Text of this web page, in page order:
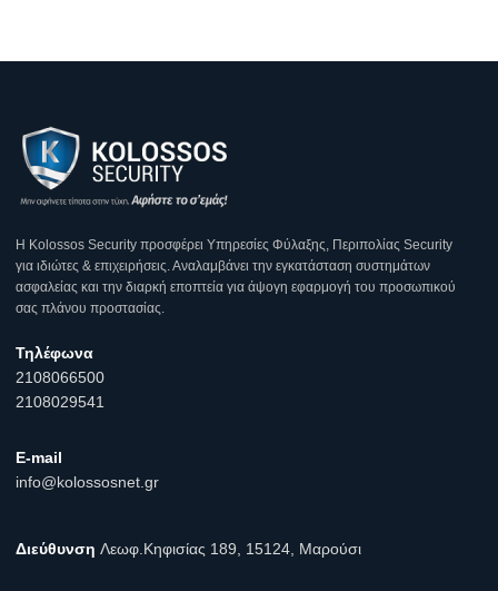
Η Κοlossos Security προσφέρει Υπηρεσίες Φύλαξης, Περιπολίας Security
για ιδιώτες & επιχειρήσεις. Αναλαμβάνει την εγκατάσταση συστημάτων
ασφαλείας και την διαρκή εποπτεία για άψογη εφαρμογή του προσωπικού
σας πλάνου προστασίας.
Τηλέφωνα
2108066500
2108029541
E-mail
info@kolossosnet.gr
Διεύθυνση Λεωφ.Κηφισίας 189, 15124, Μαρούσι